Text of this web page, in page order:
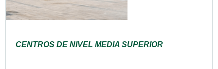
CENTROS DE NIVEL MEDIA SUPERIOR